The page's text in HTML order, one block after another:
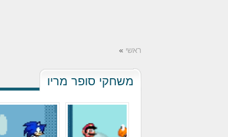
ראשי »
משחקי סופר מריו